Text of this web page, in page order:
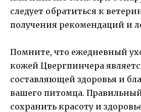
следует обратиться к
получения рекомендаций и
Помните, что ежедневный
кожей Цвергпинчера
составляющей здоровья и
вашего питомца.
сохранить красоту и